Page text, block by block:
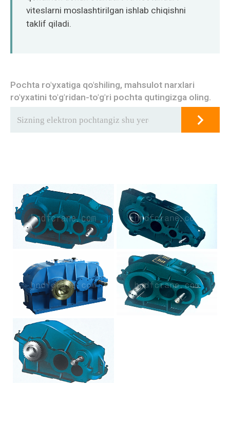
viteslarni moslashtirilgan ishlab chiqishni
taklif qiladi.
Pochta ro'yxatiga qo'shiling, mahsulot narxlari
ro'yxatini to'g'ridan-to'g'ri pochta qutingizga oling.